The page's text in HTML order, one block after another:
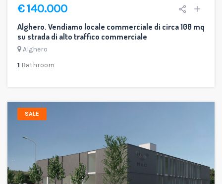
€ 140.000
Alghero. Vendiamo locale commerciale di circa 100 mq
su strada di alto traffico commerciale
Alghero
1 Bathroom
SALE